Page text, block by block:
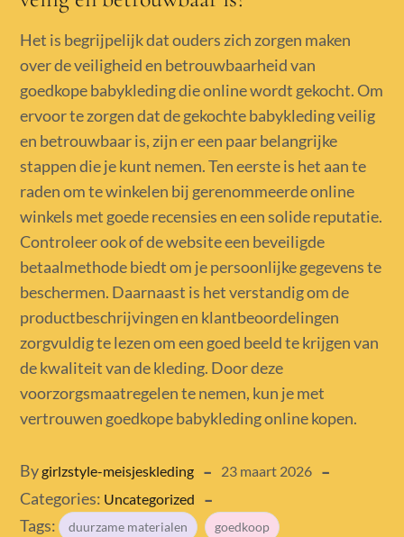
Het is begrijpelijk dat ouders zich zorgen maken
over de veiligheid en betrouwbaarheid van
goedkope babykleding die online wordt gekocht. Om
ervoor te zorgen dat de gekochte babykleding veilig
en betrouwbaar is, zijn er een paar belangrijke
stappen die je kunt nemen. Ten eerste is het aan te
raden om te winkelen bij gerenommeerde online
winkels met goede recensies en een solide reputatie.
Controleer ook of de website een beveiligde
betaalmethode biedt om je persoonlijke gegevens te
beschermen. Daarnaast is het verstandig om de
productbeschrijvingen en klantbeoordelingen
zorgvuldig te lezen om een goed beeld te krijgen van
de kwaliteit van de kleding. Door deze
voorzorgsmaatregelen te nemen, kun je met
vertrouwen goedkope babykleding online kopen.
Bygirlzstyle-meisjeskleding
Posted
23 maart 2026
Categories: Uncategorized
Tags: duurzame materialen goedkoop